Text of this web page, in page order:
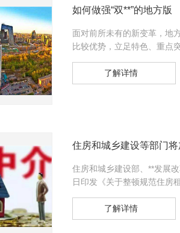
如何做强“双**”的地方版
面对前所未有的新变革，地
比较优势，立足特色、重点
了解详情
住房和城乡建设等部门将
住房和城乡建设部、**发展
日印发《关于整顿规范住房
了解详情